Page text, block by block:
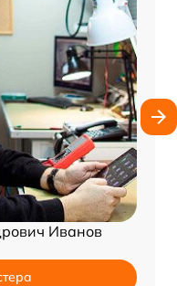
Иванов